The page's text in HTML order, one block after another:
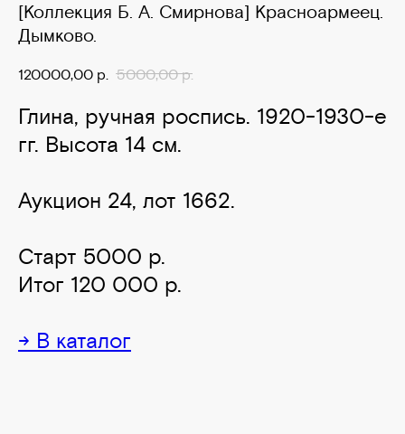
[Коллекция Б. А. Смирнова] Красноармеец.
Дымково.
120000,00 р. 5000,00 р.
Глина, ручная роспись. 1920-1930-е
гг. Высота 14 см.
Аукцион 24, лот 1662.
Старт 5000 р.
Итог 120 000 р.
→ В каталог